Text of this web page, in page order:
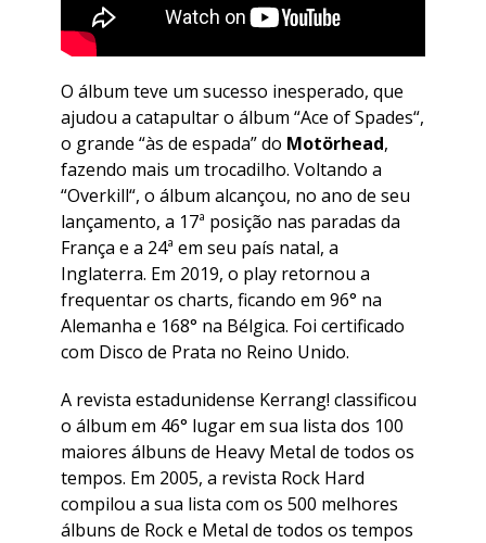
O álbum teve um sucesso inesperado, que
ajudou a catapultar o álbum “Ace of Spades“,
o grande “às de espada” do Motörhead,
fazendo mais um trocadilho. Voltando a
“Overkill“, o álbum alcançou, no ano de seu
lançamento, a 17ª posição nas paradas da
França e a 24ª em seu país natal, a
Inglaterra. Em 2019, o play retornou a
frequentar os charts, ficando em 96° na
Alemanha e 168° na Bélgica. Foi certificado
com Disco de Prata no Reino Unido.
A revista estadunidense Kerrang! classificou
o álbum em 46° lugar em sua lista dos 100
maiores álbuns de Heavy Metal de todos os
tempos. Em 2005, a revista Rock Hard
compilou a sua lista com os 500 melhores
álbuns de Rock e Metal de todos os tempos